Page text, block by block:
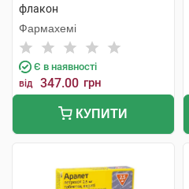
флакон
Фармахемі
Є в наявності
від 347.00 грн
КУПИТИ